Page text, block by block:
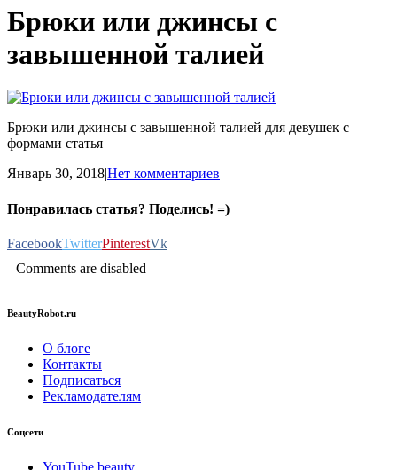
Брюки или джинсы с
завышенной талией
Брюки или джинсы с завышенной талией для девушек с
формами статья
Январь 30, 2018|Нет комментариев
Понравилась статья? Поделись! =)
FacebookTwitterPinterestVk
Comments are disabled
BeautyRobot.ru
О блоге
Контакты
Подписаться
Рекламодателям
Соцсети
YouTube beauty